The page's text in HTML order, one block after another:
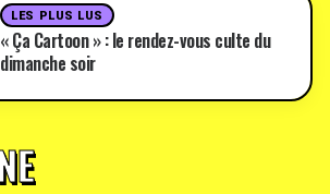
LES PLUS LUS
« Ça Cartoon » : le rendez-vous culte du
dimanche soir